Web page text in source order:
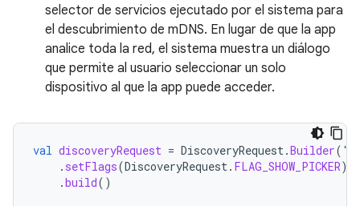
selector de servicios ejecutado por el sistema para
el descubrimiento de mDNS. En lugar de que la app
analice toda la red, el sistema muestra un diálogo
que permite al usuario seleccionar un solo
dispositivo al que la app puede acceder.
val discoveryRequest = DiscoveryRequest.Builder(
. setFlags(DiscoveryRequest. FLAG_SHOW_PICKER)
.build()